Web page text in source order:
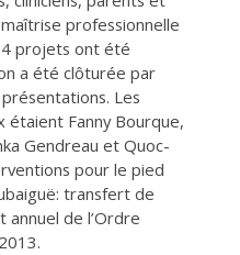
professionnelle
projets ont été
a été clôturée par
Les
étaient Fanny Bourque,
Gendreau et Quoc-
pour le pied
transfert de
annuel de l’Ordre